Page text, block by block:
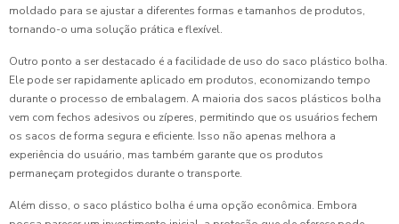
moldado para se ajustar a diferentes formas e tamanhos de produtos,
tornando-o uma solução prática e flexível.
Outro ponto a ser destacado é a facilidade de uso do saco plástico bolha.
Ele pode ser rapidamente aplicado em produtos, economizando tempo
durante o processo de embalagem. A maioria dos sacos plásticos bolha
vem com fechos adesivos ou zíperes, permitindo que os usuários fechem
os sacos de forma segura e eficiente. Isso não apenas melhora a
experiência do usuário, mas também garante que os produtos
permaneçam protegidos durante o transporte.
Além disso, o saco plástico bolha é uma opção econômica. Embora